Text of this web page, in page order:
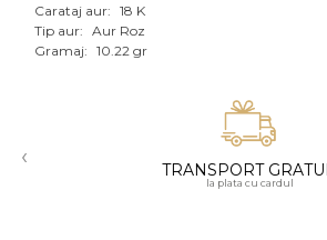
Aur mixt
18K
Carataj aur: 18 K
Tip aur: Aur Roz
Gramaj: 10.22 gr
‹ TRANSPORT
la plata cu cardul